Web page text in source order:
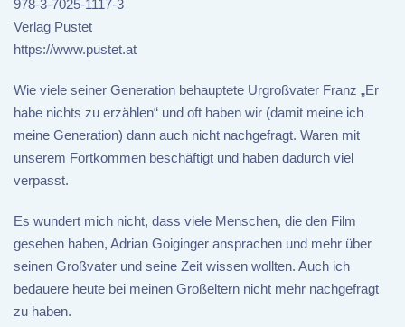
978-3-7025-1117-3
Verlag Pustet
https://www.pustet.at
Wie viele seiner Generation behauptete Urgroßvater Franz „Er
habe nichts zu erzählen“ und oft haben wir (damit meine ich
meine Generation) dann auch nicht nachgefragt. Waren mit
unserem Fortkommen beschäftigt und haben dadurch viel
verpasst.
Es wundert mich nicht, dass viele Menschen, die den Film
gesehen haben, Adrian Goiginger ansprachen und mehr über
seinen Großvater und seine Zeit wissen wollten. Auch ich
bedauere heute bei meinen Großeltern nicht mehr nachgefragt
zu haben.